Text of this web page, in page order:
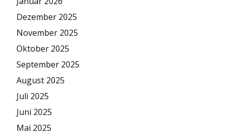
Dezember 2025
November 2025
Oktober 2025
September 2025
August 2025
Juli 2025
Juni 2025
Mai 2025